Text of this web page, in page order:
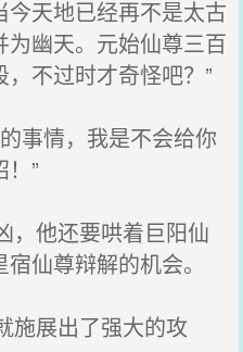
天地已经再不是太古
幽天。元始仙尊三百
不过时才奇怪吧？”
事情，我是不会给你
”
他还要哄着巨阳仙
仙尊辩解的机会。
展出了强大的攻